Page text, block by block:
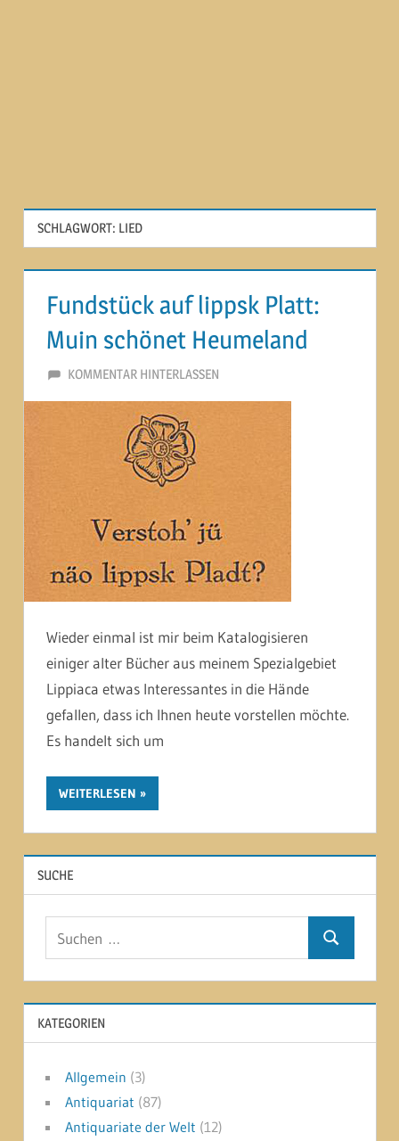
SCHLAGWORT: LIED
Fundstück auf lippsk Platt:
Muin schönet Heumeland
21. MAI 2015
MARTINA BERG
KOMMENTAR HINTERLASSEN
Wieder einmal ist mir beim Katalogisieren
einiger alter Bücher aus meinem Spezialgebiet
Lippiaca etwas Interessantes in die Hände
gefallen, dass ich Ihnen heute vorstellen möchte.
Es handelt sich um
WEITERLESEN
SUCHE
Suchen
KATEGORIEN
Allgemein (3)
Antiquariat (87)
Antiquariate der Welt (12)